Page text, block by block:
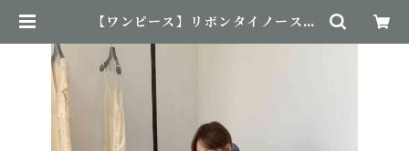
【ワンピース】リボンタイノースリ